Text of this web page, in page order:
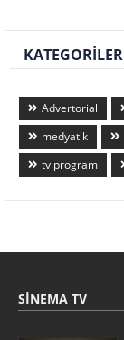
KATEGORILER
Advertorial
medyatik
tv program
SINEMA TV